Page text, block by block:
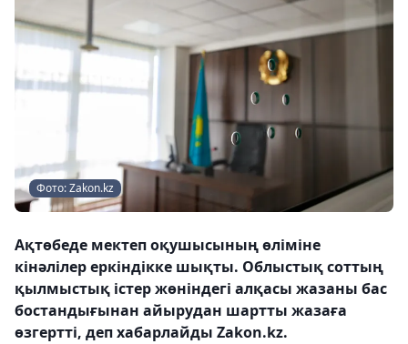
Фото: Zakon.kz
Ақтөбеде мектеп оқушысының өліміне
кінәлілер еркіндікке шықты. Облыстық соттың
қылмыстық істер жөніндегі алқасы жазаны бас
бостандығынан айырудан шартты жазаға
өзгертті, деп хабарлайды Zakon.kz.